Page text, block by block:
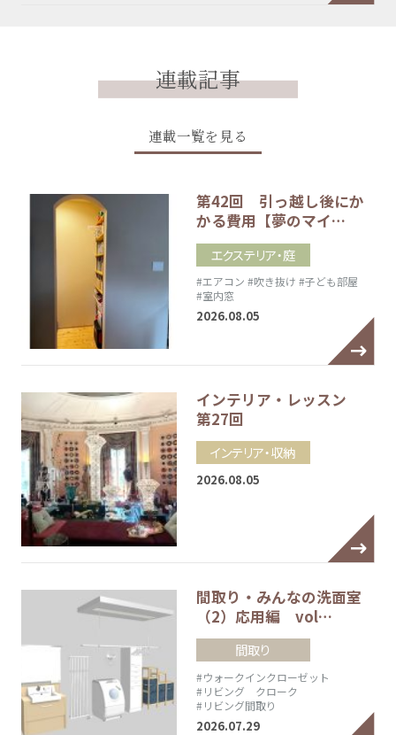
連載記事
連載一覧を見る
第42回 引っ越し後にか
かる費用【夢のマイ…
エクステリア・庭
#エアコン #吹き抜け #子ども部屋
#室内窓
2026.08.05
インテリア・レッスン
第27回
インテリア・収納
2026.08.05
間取り・みんなの洗面室
（2）応用編 vol…
間取り
#ウォークインクローゼット
#リビング クローク
#リビング間取り
2026.07.29